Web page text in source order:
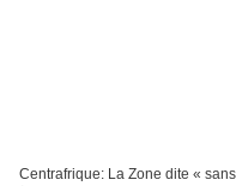
Centrafrique: La Zone dite «